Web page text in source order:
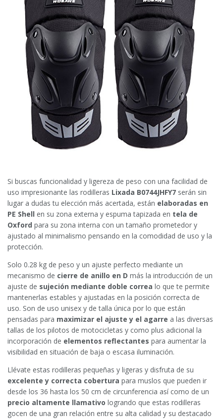
Si buscas funcionalidad y ligereza de peso con una facilidad de
uso impresionante las rodilleras Lixada B0744JHFY7 serán sin
lugar a dudas tu elección más acertada, están elaboradas en
PE Shell en su zona externa y espuma tapizada en tela de
Oxford para su zona interna con un tamaño prometedor y
ajustado al minimalismo pensando en la comodidad de uso y la
protección.
Solo 0.28 kg de peso y un ajuste perfecto mediante un
mecanismo de cierre de anillo en D más la introducción de un
ajuste de sujeción mediante doble correa lo que te permite
mantenerlas estables y ajustadas en la posición correcta de
uso. Son de uso unisex y de talla única por lo que están
pensadas para maximizar el ajuste y el agarre a las diversas
tallas de los pilotos de motocicletas y como plus adicional la
incorporación de elementos reflectantes para aumentar la
visibilidad en situación de baja o escasa iluminación.
Llévate estas rodilleras pequeñas y ligeras y disfruta de su
excelente y correcta cobertura para muslos que pueden ir
desde los 36 hasta los 50 cm de circunferencia así como de un
precio altamente llamativo logrando que estas rodilleras
gocen de una gran relación entre su alta calidad y su destacado